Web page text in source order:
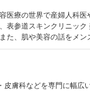
医療の世界で産婦人科
参道スキンクリニック
た、肌や美容の話をメ
膚科などを専門に幅広